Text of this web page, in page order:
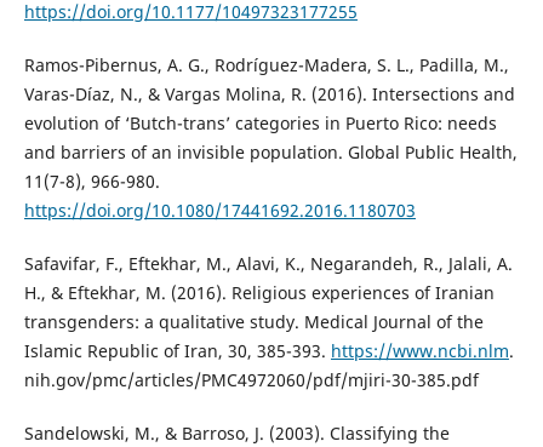
https://doi.org/10.1177/10497323177255
Ramos-Pibernus, A. G., Rodríguez-Madera, S. L., Padilla, M.,
Varas-Díaz, N., & Vargas Molina, R. (2016). Intersections and
evolution of ‘Butch-trans’ categories in Puerto Rico: needs
and barriers of an invisible population. Global Public Health,
11(7-8), 966-980.
https://doi.org/10.1080/17441692.2016.1180703
Safavifar, F., Eftekhar, M., Alavi, K., Negarandeh, R., Jalali, A.
H., & Eftekhar, M. (2016). Religious experiences of Iranian
transgenders: a qualitative study. Medical Journal of the
Islamic Republic of Iran, 30, 385-393. https://www.ncbi.nlm.
nih.gov/pmc/articles/PMC4972060/pdf/mjiri-30-385.pdf
Sandelowski, M., & Barroso, J. (2003). Classifying the